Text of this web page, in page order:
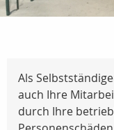
Als
auch Ihre
durch Ihre